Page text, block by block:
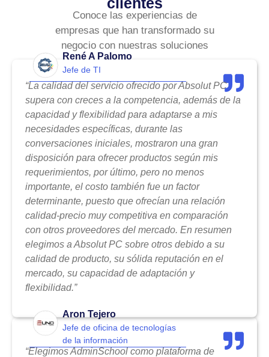
Conoce las experiencias de
empresas que han transformado su
negocio con nuestras soluciones
René A Palomo
Jefe de TI
“La calidad del servicio ofrecido por Absolut PC
supera con creces a la competencia, además de la
capacidad y flexibilidad para adaptarse a mis
necesidades específicas, durante las
conversaciones iniciales, mostraron una gran
disposición para ofrecer productos según mis
requerimientos, por último, pero no menos
importante, el costo también fue un factor
determinante, puesto que ofrecían una relación
calidad-precio muy competitiva en comparación
con otros proveedores del mercado. En resumen
elegimos a Absolut PC sobre otros debido a su
calidad de producto, su sólida reputación en el
mercado, su capacidad de adaptación y
flexibilidad.”
Aron Tejero
Jefe de oficina de tecnologías
de la información
“Elegimos AdminSchool como plataforma de